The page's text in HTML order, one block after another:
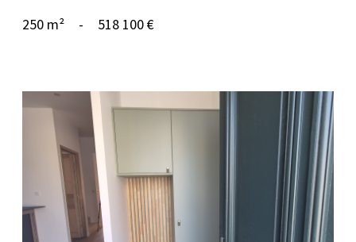
250 m² - 518 100 €
VOIR LE BIEN